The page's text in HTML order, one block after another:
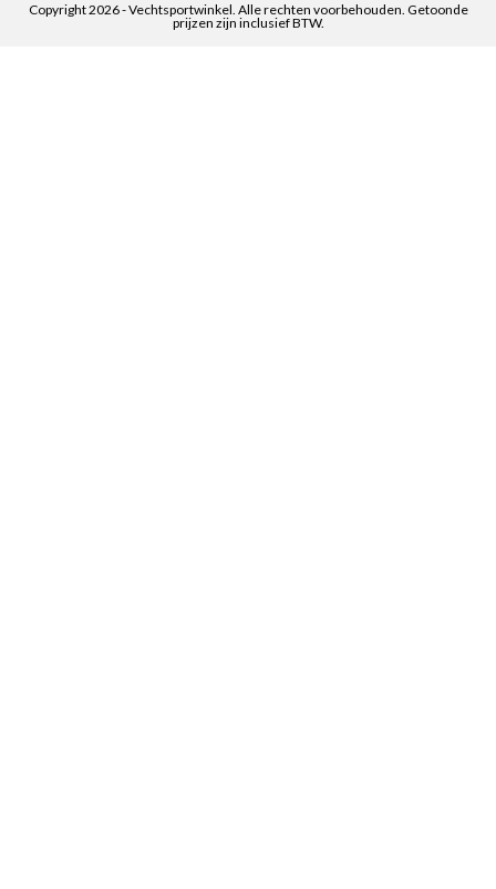
Copyright 2026 - Vechtsportwinkel. Alle rechten voorbehouden. Getoonde
prijzen zijn inclusief BTW.